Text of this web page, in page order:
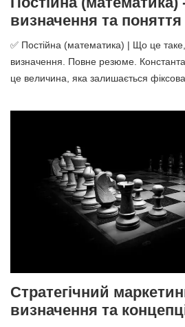
визначення та поняття
✅ Постійна (математика) | Що це
визначення. Повне резюме.
це величина, яка залишається
Стратегічний
визначення та